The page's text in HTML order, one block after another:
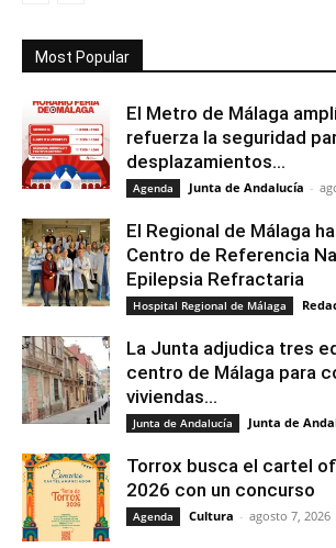
Most Popular
El Metro de Málaga
refuerza la seguridad
desplazamientos...
Agenda Junta de Andalucía -
El Regional de Málaga
Centro de Referencia
Epilepsia Refractaria
Hospital Regional de Málaga
La Junta adjudica tres
centro de Málaga para
viviendas...
Junta de Andalucía Junta de
Torrox busca el cartel
2026 con un concurso
Agenda Cultura - agosto 7, 2026